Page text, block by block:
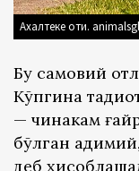
Ахалтеке оти.
Бу самовий
Кўпгина
— чинакам
бўлган
деб